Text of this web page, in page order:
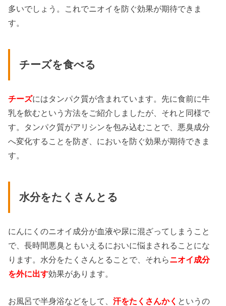
多いでしょう。これでニオイを防ぐ効果が期待できま
す。
チーズを食べる
チーズにはタンパク質が含まれています。先に食前に牛
乳を飲むという方法をご紹介しましたが、それと同様で
す。タンパク質がアリシンを包み込むことで、悪臭成分
へ変化することを防ぎ、においを防ぐ効果が期待できま
す。
水分をたくさんとる
にんにくのニオイ成分が血液や尿に混ざってしまうこと
で、長時間悪臭ともいえるにおいに悩まされることにな
ります。水分をたくさんとることで、それら ニオイ成分
を外に出す効果があります。
お風呂で半身浴などをして、汗をたくさんかく というの